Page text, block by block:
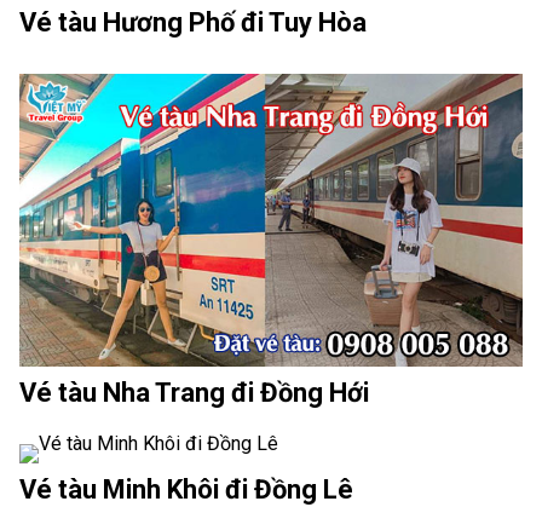
Vé tàu Hương Phố đi Tuy Hòa
Vé tàu Nha Trang đi Đồng Hới
Vé tàu Minh Khôi đi Đồng Lê